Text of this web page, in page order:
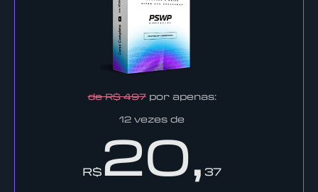
de R$ 497por apenas:
12 vezes de
R$20, 37